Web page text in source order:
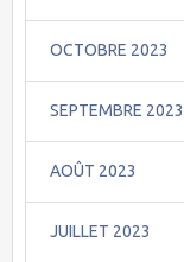
OCTOBRE 2023
SEPTEMBRE 2023
AOÛT 2023
JUILLET 2023